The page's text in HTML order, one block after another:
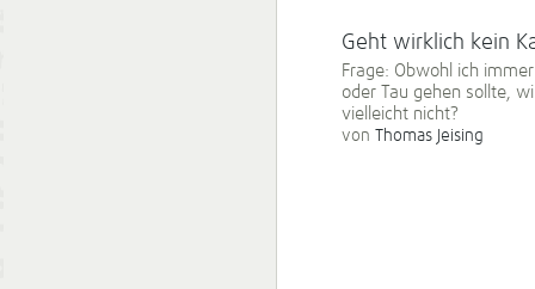
Geht wirklich kein
Frage: Obwohl ich
oder Tau gehen sollte,
vielleicht nicht?
von Thomas Jeising